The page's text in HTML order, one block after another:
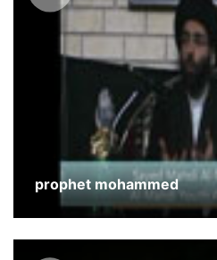
prophet mohammed